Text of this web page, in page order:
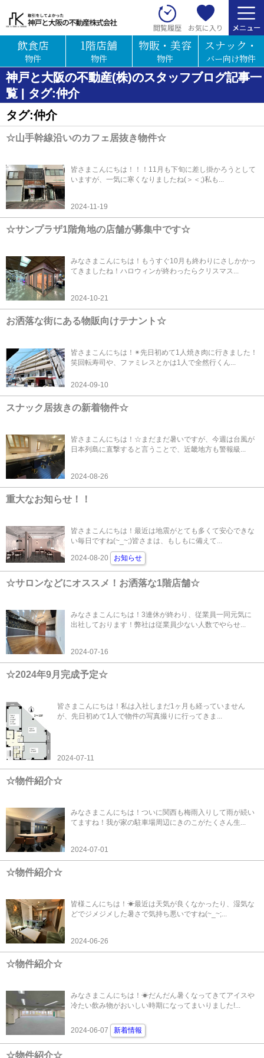
閲覧履歴 お気に入り
飲食店
物件
1階店舗
物件
物販・美容
物件
スナック・
バー向け物件
神戸と大阪の不動産(株)のスタッフブログ記事一
覧 | タグ:仲介
タグ:仲介
☆山手幹線沿いのカフェ居抜き物件☆
皆さまこんにちは！！！11月も下旬に差し掛かろうとして
いますが、一気に寒くなりましたね(＞＜;)私も...
2024-11-19
☆サンプラザ1階角地の店舗が募集中です☆
みなさまこんにちは！もうすぐ10月も終わりにさしかかっ
てきましたね！ハロウィンが終わったらクリスマス...
2024-10-21
お洒落な街にある物販向けテナント☆
皆さまこんにちは！✴先日初めて1人焼き肉に行きました！
笑回転寿司や、ファミレスとかは1人で全然行くん...
2024-09-10
スナック居抜きの新着物件☆
皆さまこんにちは！☆まだまだ暑いですが、今週は台風が
日本列島に直撃すると言うことで、近畿地方も警報級...
2024-08-26
重大なお知らせ！！
皆さまこんにちは！最近は地震がとても多くて安心できな
い毎日ですね(~_~;)皆さまは、もしもに備えて...
2024-08-20 お知らせ
☆サロンなどにオススメ！お洒落な1階店舗☆
みなさまこんにちは！3連休が終わり、従業員一同元気に
出社しております！弊社は従業員少ない人数でやらせ...
2024-07-16
☆2024年9月完成予定☆
皆さまこんにちは！私は入社しまだ1ヶ月も経っていません
が、先日初めて1人で物件の写真撮りに行ってきま...
2024-07-11
☆物件紹介☆
みなさまこんにちは！ついに関西も梅雨入りして雨が続い
てますね！我が家の駐車場周辺にきのこがたくさん生...
2024-07-01
☆物件紹介☆
皆様こんにちは！☀最近は天気が良くなかったり、湿気な
どでジメジメした暑さで気持ち悪いですね(~_~;...
2024-06-26
☆物件紹介☆
みなさまこんにちは！☀だんだん暑くなってきてアイスや
冷たい飲み物がおいしい時期になってまいりました!...
2024-06-07 新着情報
☆物件紹介☆